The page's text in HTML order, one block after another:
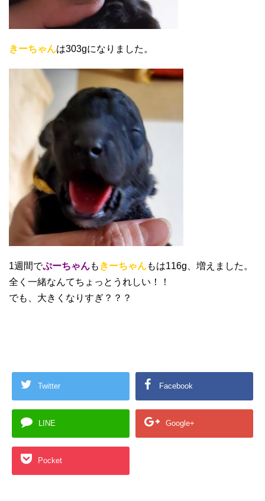
きーちゃんは303gになりました。
1週間でぷーちゃんも きーちゃんもは116g、増えました。
全く一緒なんてちょっとうれしい！！
でも、大きくなりすぎ？？？
Twitter Facebook
LINE Google+
Pocket